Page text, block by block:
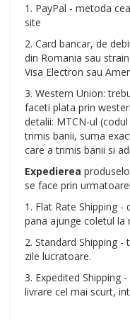
1. PayPal - metoda
site
2. Card bancar, de
din Romania sau
Visa Electron sau
3. Western Union:
faceti plata prin
detalii: MTCN-ul
trimis banii, suma
care a trimis banii si
Expedierea
se face prin
1. Flat Rate Shipping
pana ajunge coletul la
2. Standard Shipping
zile lucratoare.
3. Expedited Shipping
livrare cel mai scurt,